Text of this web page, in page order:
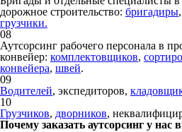
дорожное строительство: бригадиры,
грузчики.
08
Аутсорсинг рабочего персонала в
конвейер: комплектовщиков,
конвейера, швей.
09
Водителей, экспедиторов,
10
Грузчиков, дворников,
Почему заказать аутсорсинг у нас